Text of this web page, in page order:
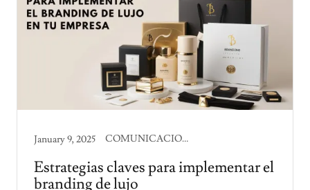
January 9, 2025 COMUNICACION CORPORATIVA
Estrategias claves para implementar el
branding de lujo